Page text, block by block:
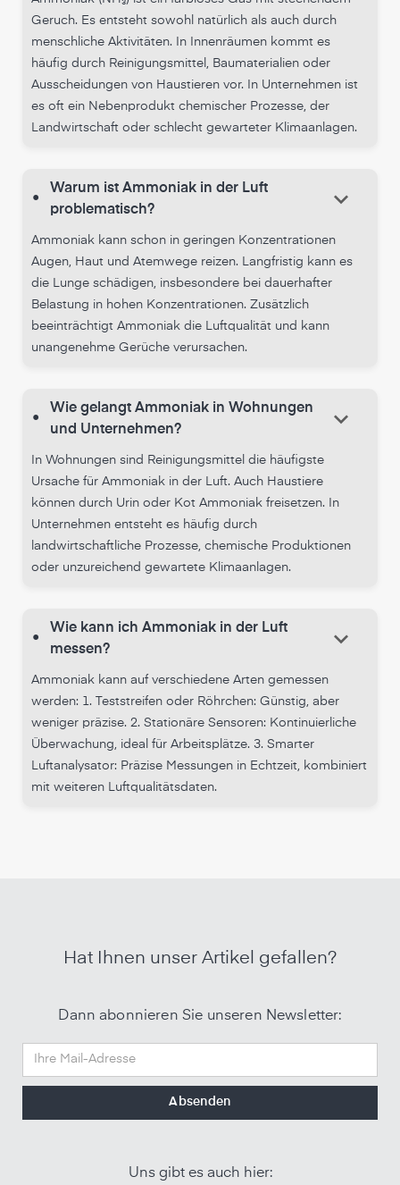
Geruch. Es entsteht sowohl natürlich als auch durch
menschliche Aktivitäten. In Innenräumen kommt es
häufig durch Reinigungsmittel, Baumaterialien oder
Ausscheidungen von Haustieren vor. In Unternehmen ist
es oft ein Nebenprodukt chemischer Prozesse, der
Landwirtschaft oder schlecht gewarteter Klimaanlagen.
•
Warum ist Ammoniak in der Luft
problematisch?
keyboard_arrow_down
Ammoniak kann schon in geringen Konzentrationen
Augen, Haut und Atemwege reizen. Langfristig kann es
die Lunge schädigen, insbesondere bei dauerhafter
Belastung in hohen Konzentrationen. Zusätzlich
beeinträchtigt Ammoniak die Luftqualität und kann
unangenehme Gerüche verursachen.
•
Wie gelangt Ammoniak in Wohnungen
und Unternehmen?
keyboard_arrow_down
In Wohnungen sind Reinigungsmittel die häufigste
Ursache für Ammoniak in der Luft. Auch Haustiere
können durch Urin oder Kot Ammoniak freisetzen. In
Unternehmen entsteht es häufig durch
landwirtschaftliche Prozesse, chemische Produktionen
oder unzureichend gewartete Klimaanlagen.
•
Wie kann ich Ammoniak in der Luft
messen?
keyboard_arrow_down
Ammoniak kann auf verschiedene Arten gemessen
werden: 1. Teststreifen oder Röhrchen: Günstig, aber
weniger präzise. 2. Stationäre Sensoren: Kontinuierliche
Überwachung, ideal für Arbeitsplätze. 3. Smarter
Luftanalysator: Präzise Messungen in Echtzeit, kombiniert
mit weiteren Luftqualitätsdaten.
Hat Ihnen unser Artikel gefallen?
Dann abonnieren Sie unseren Newsletter:
Uns gibt es auch hier: